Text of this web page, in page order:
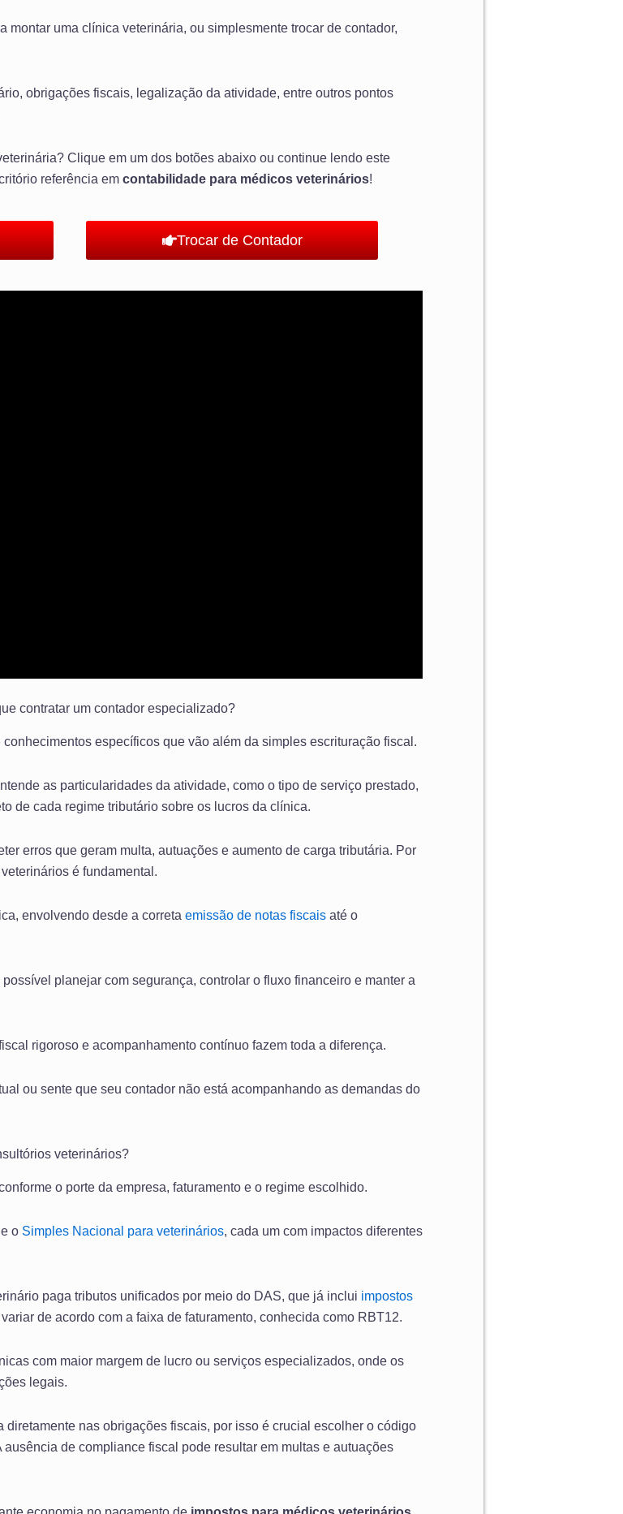
montar uma clínica veterinária, ou simplesmente trocar de contador,
obrigações fiscais, legalização da atividade, entre outros pontos
Clique em um dos botões abaixo ou continue lendo este
referência em contabilidade para médicos veterinários!
Trocar de Contador
contratar um contador especializado?
específicos que vão além da simples escrituração fiscal.
as particularidades da atividade, como o tipo de serviço prestado,
de cada regime tributário sobre os lucros da clínica.
erros que geram multa, autuações e aumento de carga tributária. Por
é fundamental.
envolvendo desde a correta emissão de notas fiscais até o
planejar com segurança, controlar o fluxo financeiro e manter a
rigoroso e acompanhamento contínuo fazem toda a diferença.
ou sente que seu contador não está acompanhando as demandas do
veterinários?
o porte da empresa, faturamento e o regime escolhido.
o Simples Nacional para veterinários, cada um com impactos diferentes
paga tributos unificados por meio do DAS, que já inclui impostos
de acordo com a faixa de faturamento, conhecida como RBT12.
com maior margem de lucro ou serviços especializados, onde os
legais.
diretamente nas obrigações fiscais, por isso é crucial escolher o código
ausência de compliance fiscal pode resultar em multas e autuações